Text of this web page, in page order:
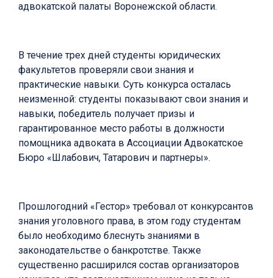
адвокатской палаты Воронежской области.
В течение трех дней студенты юридических
факультетов проверяли свои знания и
практические навыки. Суть конкурса осталась
неизменной: студенты показывают свои знания и
навыки, победитель получает призы и
гарантированное место работы в должности
помощника адвоката в Ассоциации Адвокатское
Бюро «Шлабович, Татарович и партнеры».
Прошлогодний «Гестор» требовал от конкурсантов
знания уголовного права, в этом году студентам
было необходимо блеснуть знаниями в
законодательстве о банкротстве. Также
существенно расширился состав организаторов